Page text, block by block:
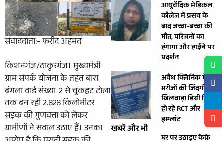
संवाददाता:- फरीद अहमद
किशनगंज/ठाकुरगंज। मुख्यमंत्री
ग्राम संपर्क योजना के तहत बारा
बंगला वार्ड संख्या-2 से चुकहट टोला
तक बन रही 2.828 किलोमीटर
सड़क की गुणवत्ता को लेकर
ग्रामीणों ने सवाल उठाए हैं। उनका
आयुर्वेदिक मेडिकल
कॉलेज में प्रसव के
बाद जच्चा-बच्चा की
मौत, परिजनों का
हंगामा और हाईवे पर
प्रदर्शन
अवैध क्लिनिक में
मरीजों की जिंदगी से
खिलवाड़! डिग्री बिना
हो रहे RCT और
इम्प्लांट
खबरें और भी
घर पर उठाइए कैफ़े